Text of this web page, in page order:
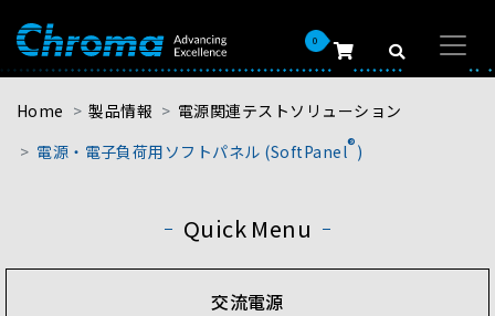
0
Home 製品情報
電源関連テストソリューション
電源・電子負荷用ソフトパネル (SoftPanel®)
Quick Menu
交流電源